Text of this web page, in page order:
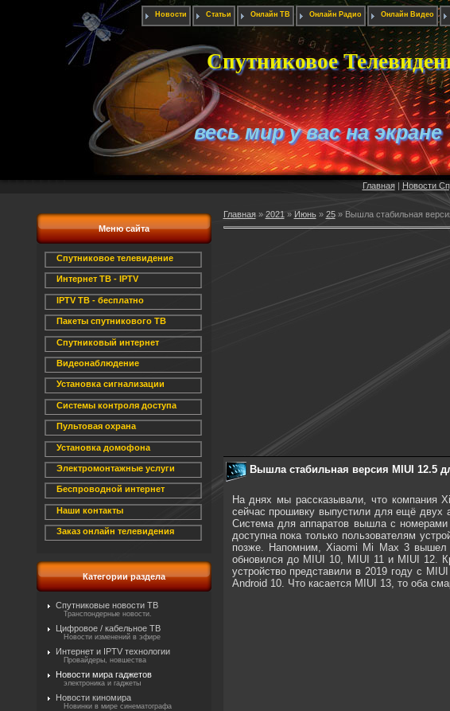
Новости Статьи Онлайн ТВ Онлайн Радио Онлайн Видео
Спутниковое
весь мир у вас на экране
Главная| Новости
Меню сайта
Спутниковое телевидение
Интернет ТВ - IPTV
IPTV ТВ - бесплатно
Пакеты спутникового ТВ
Спутниковый интернет
Видеонаблюдение
Установка сигнализации
Системы контроля доступа
Пультовая охрана
Установка домофона
Электромонтажные услуги
Беспроводной интернет
Наши контакты
Заказ онлайн телевидения
Категории раздела
Спутниковые новости ТВ
Транспондерные новости.
Цифровое / кабельное ТВ
Новости изменений в эфире
Интернет и IPTV технологии
Провайдеры, новшества
Новости мира гаджетов
электроника и гаджеты
Новости киномира
Новинки в мире синематографа
Главная» 2021 » Июнь » 25» Вышла стабильная
Вышла стабильная версия MIUI 12.5
На днях мы рассказывали, что компания
сейчас прошивку выпустили для ещё двух
Система для аппаратов вышла с номерами
доступна пока только пользователям
позже. Напомним, Xiaomi Mi Max 3
обновился до MIUI 10, MIUI 11 и MIUI 12.
устройство представили в 2019 году с
Android 10. Что касается MIUI 13, то оба